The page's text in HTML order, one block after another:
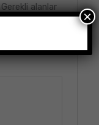
Gerekli alanlar
×